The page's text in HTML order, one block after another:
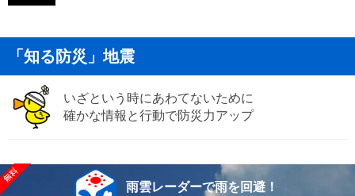
「知る防災」地震
いざという時にあわてないために
確かな情報と行動で防災力アップ
雨雲レーダーで雨を回避！